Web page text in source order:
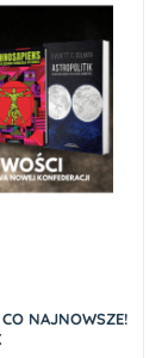
NAJNOWSZE!